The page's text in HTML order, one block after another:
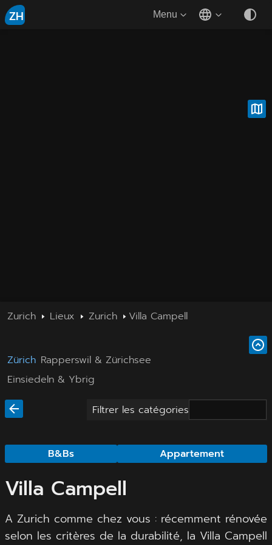
ZH Menu
Zurich Lieux Zurich Villa Campell
Zürich Rapperswil & Zürichsee
Einsiedeln & Ybrig
Filtrer les catégories
B&Bs Appartement
Villa Campell
A Zurich comme chez vous : récemment rénovée
selon les critères de la durabilité, la Villa Campell